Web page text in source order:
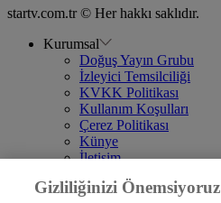
startv.com.tr © Her hakkı saklıdır.
Kurumsal
Doğuş Yayın Grubu
İzleyici Temsilciliği
KVKK Politikası
Kullanım Koşulları
Çerez Politikası
Künye
İletişim
DYG Televizyonlar
Gizliliğinizi Önemsiyoruz